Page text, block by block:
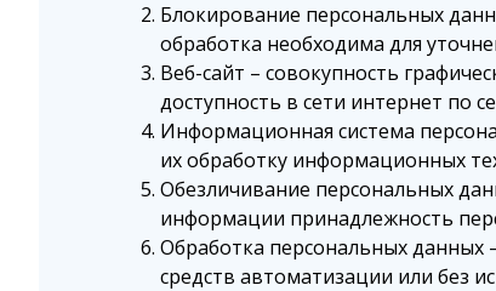
Блокирование персональных
обработка необходима для
Веб-сайт – совокупность
доступность в сети интернет по
Информационная система
их обработку информационных
Обезличивание персональных
информации принадлежность
Обработка персональных данных
средств автоматизации или без